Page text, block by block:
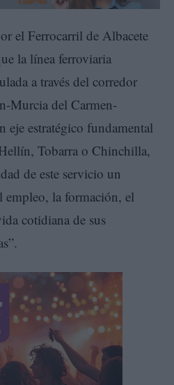
el Ferrocarril de Albacete
la línea ferroviaria
a través del corredor
Murcia del Carmen-
eje estratégico fundamental
Tobarra o Chinchilla,
de este servicio un
empleo, la formación, el
cotidiana de sus